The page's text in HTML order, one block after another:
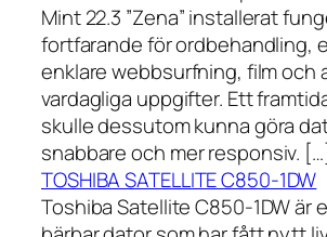
Mint 22.3 ”Zena” installerat
fortfarande för ordbehandling,
enklare webbsurfning, film och
vardagliga uppgifter. Ett
skulle dessutom kunna göra
snabbare och mer responsiv.
TOSHIBA SATELLITE C850-1DW
Toshiba Satellite C850-1DW är